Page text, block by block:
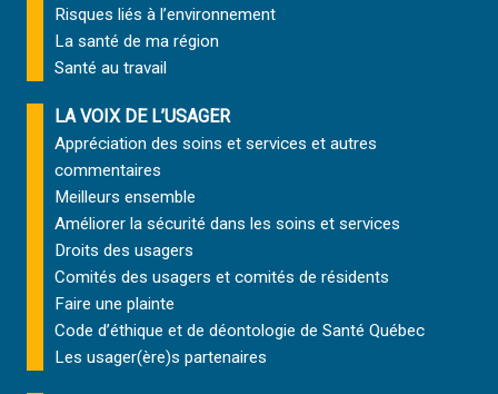
Risques liés à l’environnement
La santé de ma région
Santé au travail
LA VOIX DE L’USAGER
Appréciation des soins et services et autres
commentaires
Meilleurs ensemble
Améliorer la sécurité dans les soins et services
Droits des usagers
Comités des usagers et comités de résidents
Faire une plainte
Code d’éthique et de déontologie de Santé Québec
Les usager(ère)s partenaires